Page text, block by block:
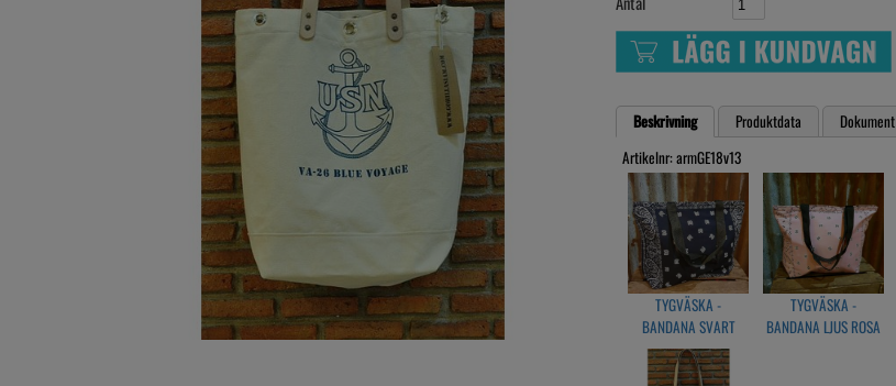
Beskrivning Produktdata
Dokument
Artikelnr: armGE18v13
TYGVÄSKA -
BANDANA SVART
TYGVÄSKA -
BANDANA LJUS ROSA